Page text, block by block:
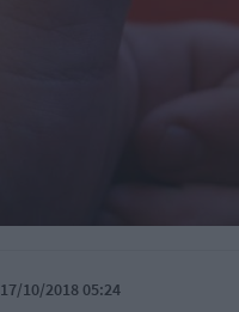
17/10/2018 05:24